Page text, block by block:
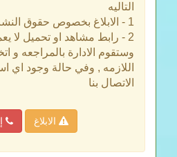
التاليه
1 - الابلاغ بخصوص حقوق النشر والطباعه
2 - رابط مشاهد او تحميل لا يعمل
وستقوم الادارة بالمراجعه و
اللازمه , وفي حالة وجود اي
الاتصال بنا
الابلاغ